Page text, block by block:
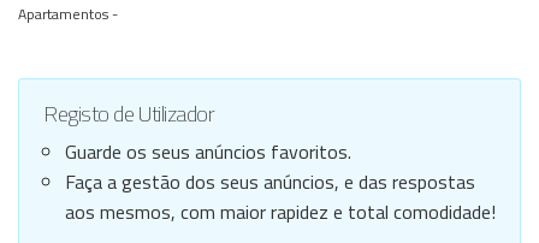
Apartamentos -
Registo de Utilizador
Guarde os seus anúncios favoritos.
Faça a gestão dos seus anúncios, e das respostas
aos mesmos, com maior rapidez e total comodidade!